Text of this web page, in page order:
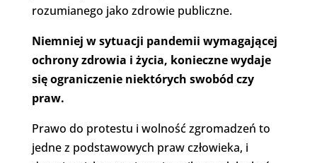
rozumianego jako zdrowie publiczne.
Niemniej w sytuacji pandemii wymagającej
ochrony zdrowia i życia, konieczne wydaje
się ograniczenie niektórych swobód czy
praw.
Prawo do protestu i wolność zgromadzeń to
jedne z podstawowych praw człowieka, i